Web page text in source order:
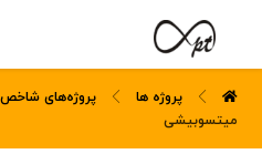
پروژه ها پروژه‌های شاخص
میتسوبیشی